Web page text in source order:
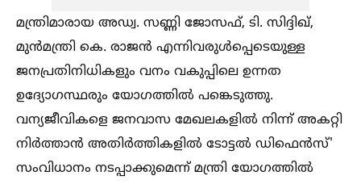
മന്ത്രിമാരായ അഡ്വ. സണ്ണി ജോസഫ്, ടി. സിദ്ദിഖ്,
മുൻമന്ത്രി കെ. രാജൻ എന്നിവരുള്‍പ്പെടെയുള്ള
ജനപ്രതിനിധികളും വനം വകുപ്പിലെ ഉന്നത
ഉദ്യോഗസ്ഥരും യോഗത്തില്‍ പങ്കെടുത്തു.
വന്യജീവികളെ ജനവാസ മേഖലകളില്‍ നിന്ന് അകറ്റി
നിർത്താൻ അതിർത്തികളില്‍ ടോട്ടല്‍ ഡിഫെൻസ്'
സംവിധാനം നടപ്പാക്കുമെന്ന് മന്ത്രി യോഗത്തില്‍